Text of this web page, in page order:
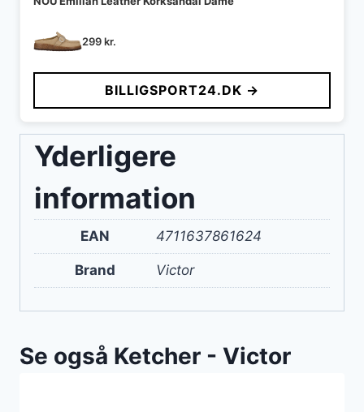
299kr.
BILLIGSPORT24.DK →
Yderligere
information
EAN 4711637861624
Brand Victor
Se også Ketcher - Victor